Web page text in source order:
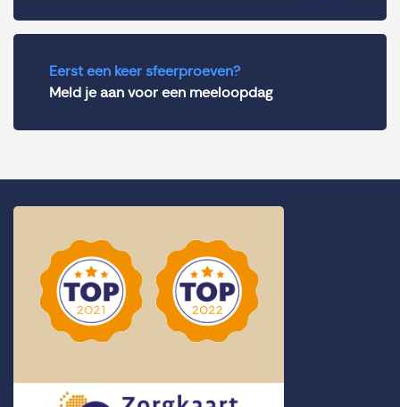
Eerst een keer sfeerproeven?
Meld je aan voor een meeloopdag